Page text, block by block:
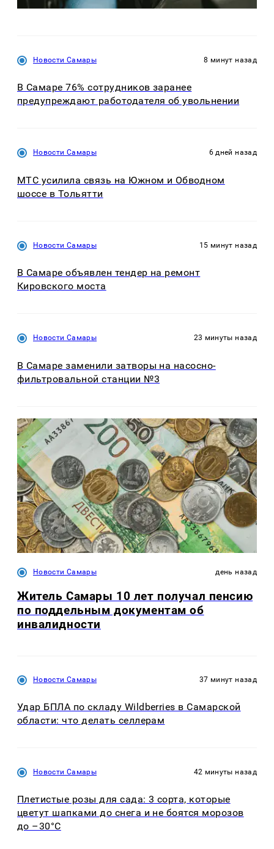
Новости Самары 8 минут назад
В Самаре 76% сотрудников заранее
предупреждают работодателя об увольнении
Новости Самары 6 дней назад
МТС усилила связь на Южном и Обводном
шоссе в Тольятти
Новости Самары 15 минут назад
В Самаре объявлен тендер на ремонт
Кировского моста
Новости Самары 23 минуты назад
В Самаре заменили затворы на насосно-
фильтровальной станции №3
Новости Самары день назад
Житель Самары 10 лет получал пенсию
по поддельным документам об
инвалидности
Новости Самары 37 минут назад
Удар БПЛА по складу Wildberries в Самарской
области: что делать селлерам
Новости Самары 42 минуты назад
Плетистые розы для сада: 3 сорта, которые
цветут шапками до снега и не боятся морозов
до –30°C